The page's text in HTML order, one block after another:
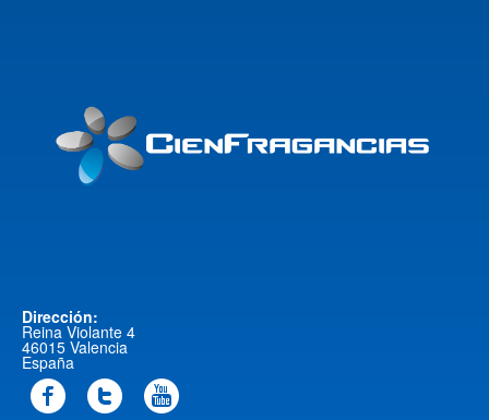
Dirección:
Reina Violante 4
46015 Valencia
España